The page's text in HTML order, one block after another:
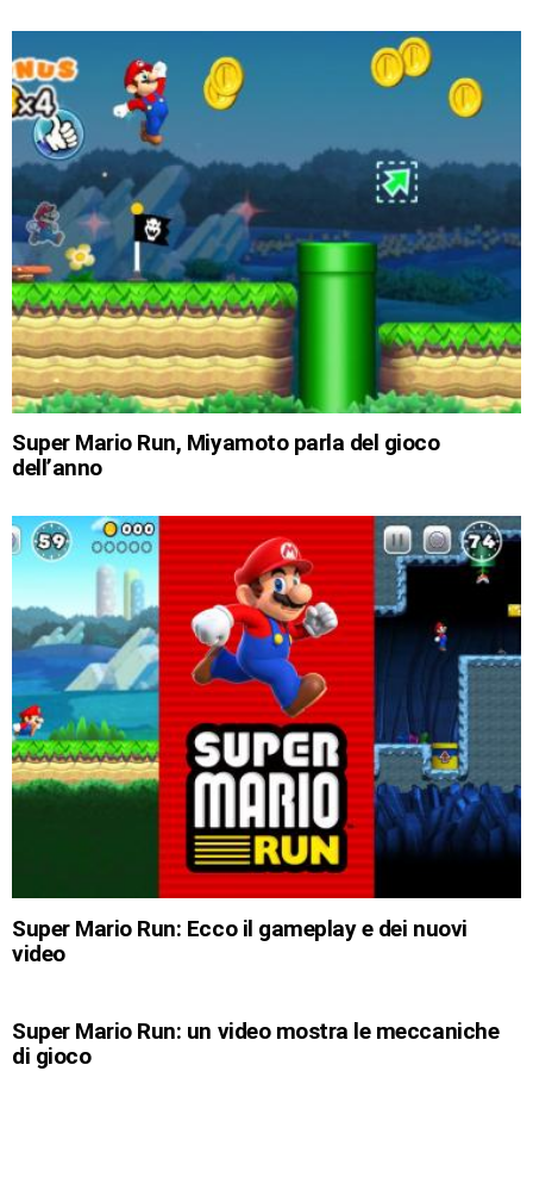
Super Mario Run, Miyamoto parla del gioco
dell’anno
Super Mario Run: Ecco il gameplay e dei nuovi
video
Super Mario Run: un video mostra le meccaniche
di gioco